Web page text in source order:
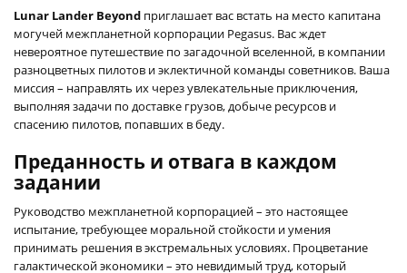
Lunar Lander Beyond приглашает вас встать на место капитана
могучей межпланетной корпорации Pegasus. Вас ждет
невероятное путешествие по загадочной вселенной, в компании
разноцветных пилотов и эклектичной команды советников. Ваша
миссия – направлять их через увлекательные приключения,
выполняя задачи по доставке грузов, добыче ресурсов и
спасению пилотов, попавших в беду.
Преданность и отвага в каждом
задании
Руководство межпланетной корпорацией – это настоящее
испытание, требующее моральной стойкости и умения
принимать решения в экстремальных условиях. Процветание
галактической экономики – это невидимый труд, который